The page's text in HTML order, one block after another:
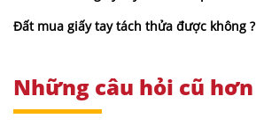
Đất mua giấy tay tách thửa được không ?
Những câu hỏi cũ hơn